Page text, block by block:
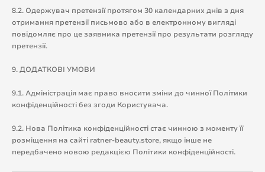
8.2. Одержувач претензії протягом 30 календарних днів з дня
отримання претензії письмово або в електронному вигляді
повідомляє про це заявника претензії про результати розгляду
претензії.
9. ДОДАТКОВІ УМОВИ
9.1. Адміністрація має право вносити зміни до чинної Політики
конфіденційності без згоди Користувача.
9.2. Нова Політика конфіденційності стає чинною з моменту її
розміщення на сайті ratner-beauty.store, якщо інше не
передбачено новою редакцією Політики конфіденційності.